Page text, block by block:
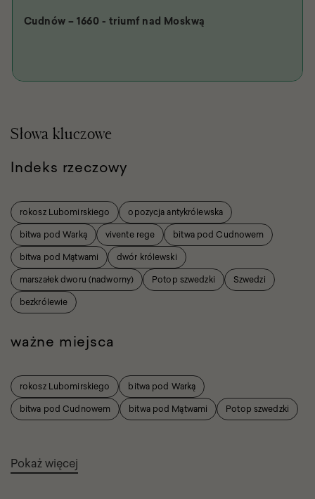
Cudnów – 1660 - triumf nad Moskwą
Słowa kluczowe
Indeks rzeczowy
rokosz Lubomirskiego
opozycja antykrólewska
bitwa pod Warką
vivente rege
bitwa pod Cudnowem
bitwa pod Mątwami
dwór królewski
marszałek dworu (nadworny)
Potop szwedzki
Szwedzi
bezkrólewie
ważne miejsca
rokosz Lubomirskiego
bitwa pod Warką
bitwa pod Cudnowem
bitwa pod Mątwami Potop szwedzki
Pokaż więcej